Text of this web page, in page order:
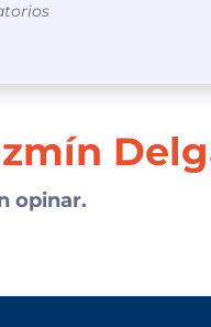
opinar.